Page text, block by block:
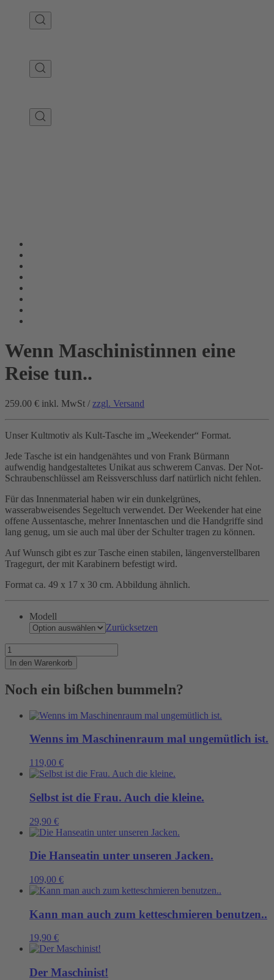
Wenn Maschinistinnen eine
Reise tun..
259.00 € inkl. MwSt / zzgl. Versand
Unser Kultmotiv als Kult-Tasche im „Weekender“ Format.
Jede Tasche ist ein handgenähtes und von Frank Bürmann
aufwendig handgestaltetes Unikat aus schwerem Canvas. Der Not-
Schraubenschlüssel am Reissverschluss darf natürlich nicht fehlen.
Für das Innenmaterial haben wir ein dunkelgrünes,
wasserabweisendes Segeltuch verwendet. Der Weekender hat eine
offene Aussentasche, mehrer Innentaschen und die Handgriffe sind
lang genug, um sie auch mal über der Schulter tragen zu können.
Auf Wunsch gibt es zur Tasche einen stabilen, längenverstellbaren
Tragegurt, der mit Karabinern befestigt wird.
Format ca. 49 x 17 x 30 cm. Abbildung ähnlich.
Modell
Zurücksetzen
Wenn
Maschinistinnen
eine
tun..
In den Warenkorb
Noch ein bißchen bummeln?
Wenns im Maschinenraum mal ungemütlich ist.
119,00 €
Selbst ist die Frau. Auch die kleine.
29,90 €
Die Hanseatin unter unseren Jacken.
109,00 €
Kann man auch zum ketteschmieren benutzen..
19,90 €
Der Maschinist!